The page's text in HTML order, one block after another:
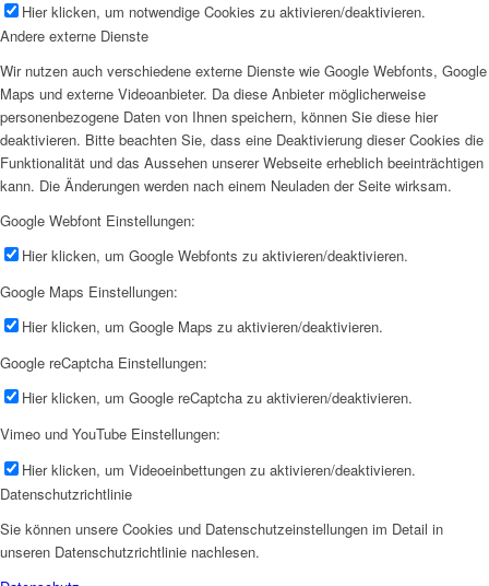
Hier klicken, um notwendige Cookies zu aktivieren/deaktivieren.
Andere externe Dienste
Wir nutzen auch verschiedene externe Dienste wie Google Webfonts, Google
Maps und externe Videoanbieter. Da diese Anbieter möglicherweise
personenbezogene Daten von Ihnen speichern, können Sie diese hier
deaktivieren. Bitte beachten Sie, dass eine Deaktivierung dieser Cookies die
Funktionalität und das Aussehen unserer Webseite erheblich beeinträchtigen
kann. Die Änderungen werden nach einem Neuladen der Seite wirksam.
Google Webfont Einstellungen:
Hier klicken, um Google Webfonts zu aktivieren/deaktivieren.
Google Maps Einstellungen:
Hier klicken, um Google Maps zu aktivieren/deaktivieren.
Google reCaptcha Einstellungen:
Hier klicken, um Google reCaptcha zu aktivieren/deaktivieren.
Vimeo und YouTube Einstellungen:
Hier klicken, um Videoeinbettungen zu aktivieren/deaktivieren.
Datenschutzrichtlinie
Sie können unsere Cookies und Datenschutzeinstellungen im Detail in
unseren Datenschutzrichtlinie nachlesen.